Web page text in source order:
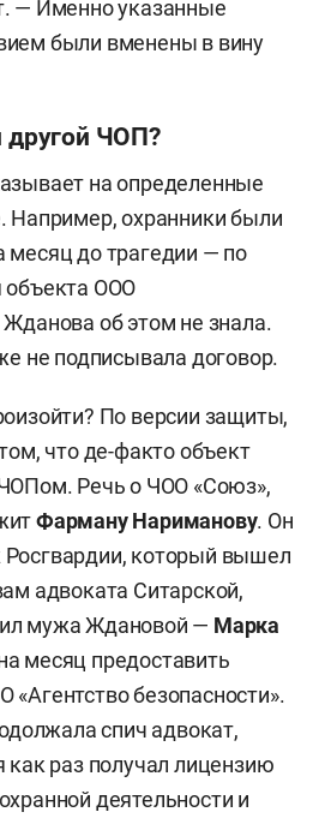
— Именно указанные
были вменены в вину
другой ЧОП?
на определенные
Например, охранники были
до трагедии — по
объекта ООО
об этом не знала.
не подписывала договор.
По версии защиты,
что де-факто объект
Речь о ЧОО «Союз»,
Фарману Нариманову. Он
который вышел
адвоката Ситарской,
мужа Ждановой — Марка
месяц предоставить
безопасности».
спич адвокат,
как раз получал лицензию
деятельности и